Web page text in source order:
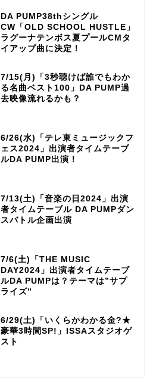
DA PUMP38thシングル
CW「OLD SCHOOL HUSTLE」
ラグーナテンボス夏プールCMタ
イアップ曲に決定！
7/15(月)「3秒聴けば誰でもわか
る名曲ベスト100」DA PUMP過
去映像流れるかも？
6/26(水)「テレ東ミュージックフ
ェス2024」出演者タイムテーブ
ルDA PUMP出演！
7/13(土)「音楽の日2024」出演
者タイムテーブル DA PUMPダン
スバトル企画出演
7/6(土)「THE MUSIC
DAY2024」出演者タイムテーブ
ルDA PUMPは？テーマは”サプ
ライズ”
6/29(土)「いくらかわかる金?★
豪華3時間SP!」ISSAスタジオゲ
スト